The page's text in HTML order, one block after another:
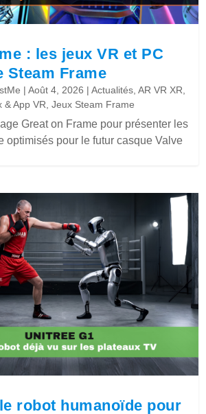
: les jeux VR et PC
Steam Frame
|Août 4, 2026 |Actualités ,AR VR XR
& App VR ,Jeux Steam Frame
Great on Frame pour présenter les
optimisés pour le futur casque Valve
robot humanoïde pour